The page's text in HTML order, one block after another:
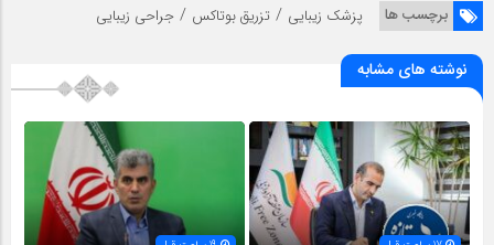
برچسب ها پزشک زیبایی / تزریق بوتاکس / جراحی زیبایی
نوشته های مشابه